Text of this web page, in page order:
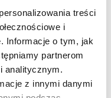
treści
i
Informacje o tym, jak
partnerom
analitycznym.
z innymi danymi
60%
z miętowym